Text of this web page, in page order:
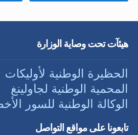
هيئآت تحت وصاية الوزارة
الحظيرة الوطنية لأوليكات
المحمية الوطنية لجاولينغ
الوكالة الوطنية للسور
تابعونا على مواقع التواصل